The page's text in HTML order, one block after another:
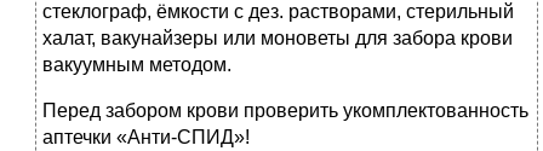
стеклограф, ёмкости с дез. растворами, стерильный
халат, вакунайзеры или моноветы для забора крови
вакуумным методом.
Перед забором крови проверить укомплектованность
аптечки «Анти-СПИД»!